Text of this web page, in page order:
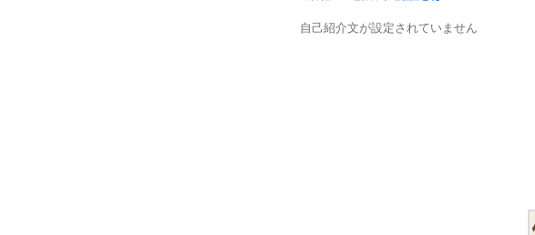
自己紹介文が設定されていません